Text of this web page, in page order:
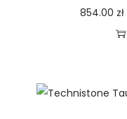
854.00 zł